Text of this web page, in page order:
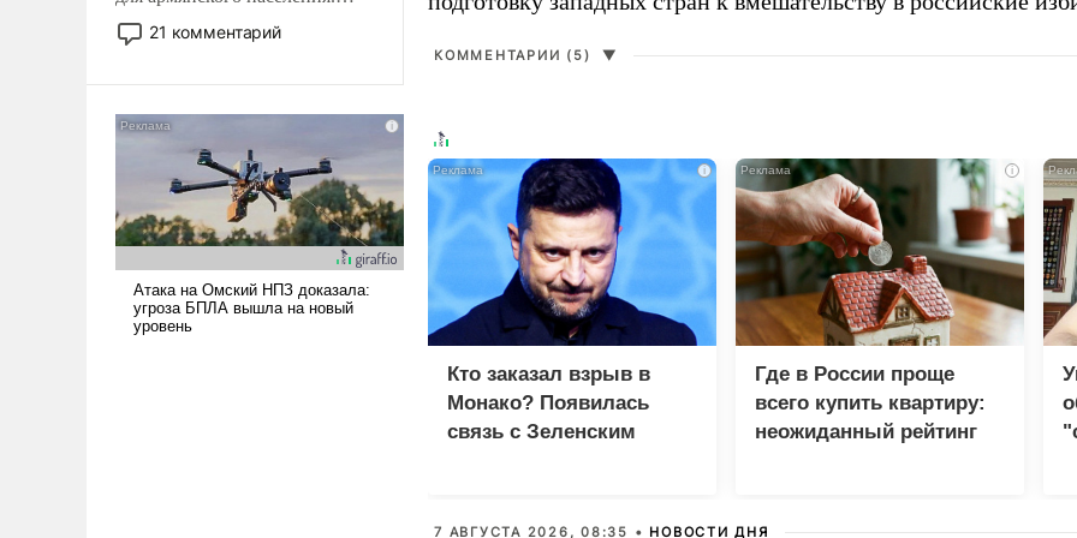
Мир, где политические
прожекты будут безусловно
налогоплательщиков и где
Еревану за свои поступки не
нужно отвечать.
21 комментарий
КОММЕНТАРИИ (5) ▼
i
Кто заказал взрыв в
Монако? Появилась
связь с Зеленским
i
Где в России проще
всего купить квартиру:
неожиданный рейтинг
7 АВГУСТА 2026, 08:35 • НОВОСТИ ДНЯ